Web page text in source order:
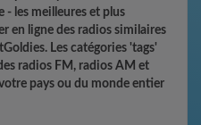
- les meilleures et plus
en ligne des radios similaires
Les catégories 'tags'
radios FM, radios AM et
pays ou du monde entier